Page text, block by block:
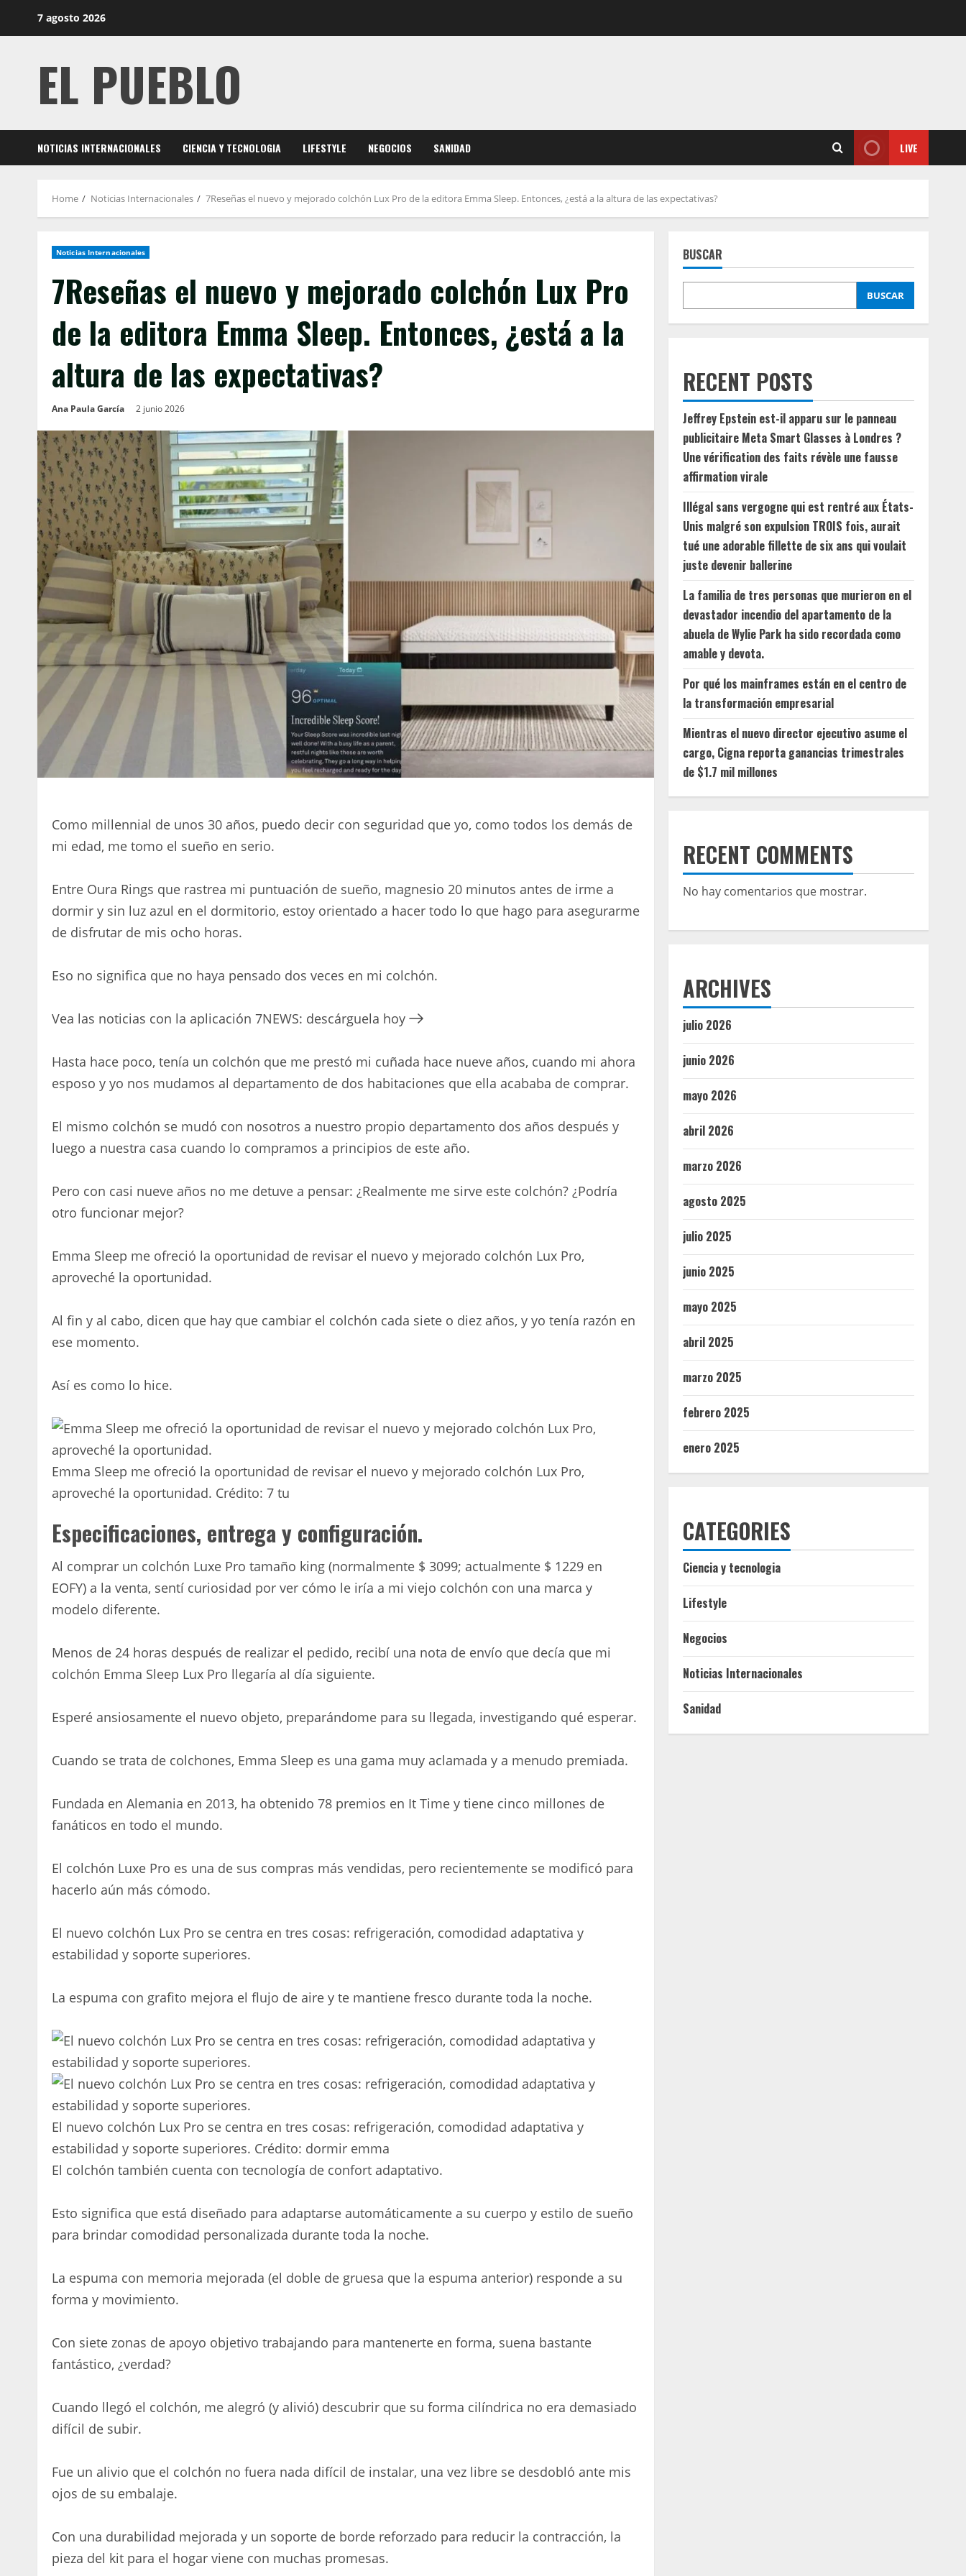
7 agosto 2026
EL PUEBLO
NOTICIAS INTERNACIONALES CIENCIA Y TECNOLOGIA LIFESTYLE NEGOCIOS SANIDAD LIVE
Home Noticias Internacionales 7Reseñas el nuevo y mejorado colchón Lux Pro de la editora Emma Sleep. Entonces, ¿está a la altura de las expectativas?
Noticias Internacionales
7Reseñas el nuevo y mejorado colchón Lux Pro
de la editora Emma Sleep. Entonces, ¿está a la
altura de las expectativas?
Ana Paula García 2 junio 2026
Como millennial de unos 30 años, puedo decir con seguridad que yo, como todos los demás de
mi edad, me tomo el sueño en serio.
Entre Oura Rings que rastrea mi puntuación de sueño, magnesio 20 minutos antes de irme a
dormir y sin luz azul en el dormitorio, estoy orientado a hacer todo lo que hago para asegurarme
de disfrutar de mis ocho horas.
Eso no significa que no haya pensado dos veces en mi colchón.
Vea las noticias con la aplicación 7NEWS: descárguela hoy
Hasta hace poco, tenía un colchón que me prestó mi cuñada hace nueve años, cuando mi ahora
esposo y yo nos mudamos al departamento de dos habitaciones que ella acababa de comprar.
El mismo colchón se mudó con nosotros a nuestro propio departamento dos años después y
luego a nuestra casa cuando lo compramos a principios de este año.
Pero con casi nueve años no me detuve a pensar: ¿Realmente me sirve este colchón? ¿Podría
otro funcionar mejor?
Emma Sleep me ofreció la oportunidad de revisar el nuevo y mejorado colchón Lux Pro,
aproveché la oportunidad.
Al fin y al cabo, dicen que hay que cambiar el colchón cada siete o diez años, y yo tenía razón en
ese momento.
Así es como lo hice.
Emma Sleep me ofreció la oportunidad de revisar el nuevo y mejorado colchón Lux Pro,
aproveché la oportunidad. Crédito: 7 tu
Especificaciones, entrega y configuración.
Al comprar un colchón Luxe Pro tamaño king (normalmente $ 3099; actualmente $ 1229 en
EOFY) a la venta, sentí curiosidad por ver cómo le iría a mi viejo colchón con una marca y
modelo diferente.
Menos de 24 horas después de realizar el pedido, recibí una nota de envío que decía que mi
colchón Emma Sleep Lux Pro llegaría al día siguiente.
Esperé ansiosamente el nuevo objeto, preparándome para su llegada, investigando qué esperar.
Cuando se trata de colchones, Emma Sleep es una gama muy aclamada y a menudo premiada.
Fundada en Alemania en 2013, ha obtenido 78 premios en It Time y tiene cinco millones de
fanáticos en todo el mundo.
El colchón Luxe Pro es una de sus compras más vendidas, pero recientemente se modificó para
hacerlo aún más cómodo.
El nuevo colchón Lux Pro se centra en tres cosas: refrigeración, comodidad adaptativa y
estabilidad y soporte superiores.
La espuma con grafito mejora el flujo de aire y te mantiene fresco durante toda la noche.
El nuevo colchón Lux Pro se centra en tres cosas: refrigeración, comodidad adaptativa y
estabilidad y soporte superiores. Crédito: dormir emma
El colchón también cuenta con tecnología de confort adaptativo.
Esto significa que está diseñado para adaptarse automáticamente a su cuerpo y estilo de sueño
para brindar comodidad personalizada durante toda la noche.
La espuma con memoria mejorada (el doble de gruesa que la espuma anterior) responde a su
forma y movimiento.
Con siete zonas de apoyo objetivo trabajando para mantenerte en forma, suena bastante
fantástico, ¿verdad?
Cuando llegó el colchón, me alegró (y alivió) descubrir que su forma cilíndrica no era demasiado
difícil de subir.
Fue un alivio que el colchón no fuera nada difícil de instalar, una vez libre se desdobló ante mis
ojos de su embalaje.
Con una durabilidad mejorada y un soporte de borde reforzado para reducir la contracción, la
pieza del kit para el hogar viene con muchas promesas.
BUSCAR
BUSCAR
RECENT POSTS
Jeffrey Epstein est-il apparu sur le panneau
publicitaire Meta Smart Glasses à Londres ?
Une vérification des faits révèle une fausse
affirmation virale
Illégal sans vergogne qui est rentré aux États-
Unis malgré son expulsion TROIS fois, aurait
tué une adorable fillette de six ans qui voulait
juste devenir ballerine
La familia de tres personas que murieron en el
devastador incendio del apartamento de la
abuela de Wylie Park ha sido recordada como
amable y devota.
Por qué los mainframes están en el centro de
la transformación empresarial
Mientras el nuevo director ejecutivo asume el
cargo, Cigna reporta ganancias trimestrales
de $1.7 mil millones
RECENT COMMENTS
No hay comentarios que mostrar.
ARCHIVES
julio 2026
junio 2026
mayo 2026
abril 2026
marzo 2026
agosto 2025
julio 2025
junio 2025
mayo 2025
abril 2025
marzo 2025
febrero 2025
enero 2025
CATEGORIES
Ciencia y tecnologia
Lifestyle
Negocios
Noticias Internacionales
Sanidad